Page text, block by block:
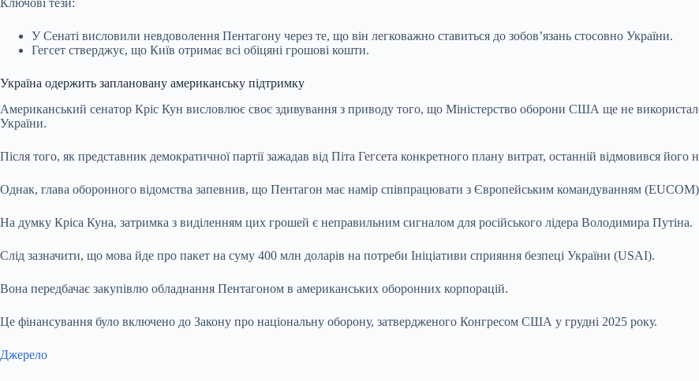
Ключові тези:
У Сенаті висловили невдоволення Пентагону через те, що він легковажно ставиться до зобов’язань стосовно України.
Гегсет стверджує, що Київ отримає всі обіцяні грошові кошти.
Україна одержить заплановану американську підтримку
Американський сенатор Кріс Кун висловлює своє здивування з приводу того, що Міністерство оборони США ще не
України.
Після того, як представник демократичної партії зажадав від Піта Гегсета конкретного плану витрат, останній відмовився його
Однак, глава оборонного відомства запевнив, що Пентагон має намір співпрацювати з Європейським командуванням
На думку Кріса Куна, затримка з виділенням цих грошей є неправильним сигналом для російського лідера Володимира Путіна.
Слід зазначити, що мова йде про пакет на суму 400 млн доларів на потреби Ініціативи сприяння безпеці України (USAI).
Вона передбачає закупівлю обладнання Пентагоном в американських оборонних корпорацій.
Це фінансування було включено до Закону про національну оборону, затвердженого Конгресом США у грудні 2025 року.
Джерело